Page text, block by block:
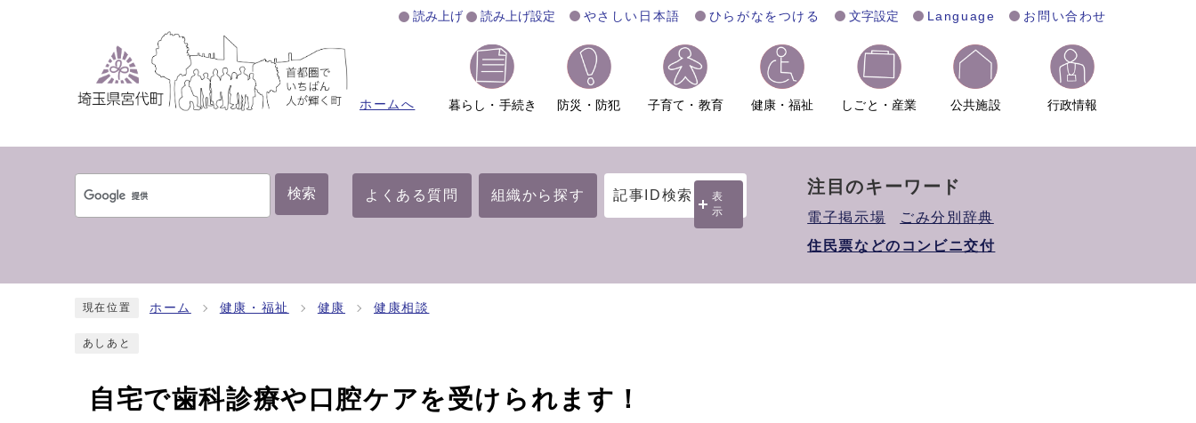
読み上げ 読み上げ設定 やさしい日本語 ひらがなをつける 文字設定 Language お問い合わせ
ホームへ 暮らし・手続き 防災・防犯 子育て・教育 健康・福祉 しごと・産業 公共施設 行政情報
検索 よくある質問 組織から探す 記事ID検索
表
示
注目のキーワード
電子掲示場
ごみ分別辞典
住民票などのコンビニ交付
現在位置 ホーム 健康・福祉 健康 健康相談
あしあと
自宅で歯科診療や口腔ケアを受けられます！